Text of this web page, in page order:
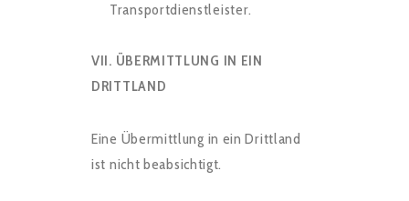
Transportdienstleister.
VII. ÜBERMITTLUNG IN EIN
DRITTLAND
Eine Übermittlung in ein Drittland
ist nicht beabsichtigt.